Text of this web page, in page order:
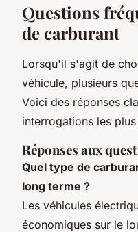
Questions
de carburant
Lorsqu'il s'agit de
véhicule, plusieurs
Voici des réponses
interrogations les
Réponses aux
Quel type de
long terme ?
Les véhicules
économiques sur le